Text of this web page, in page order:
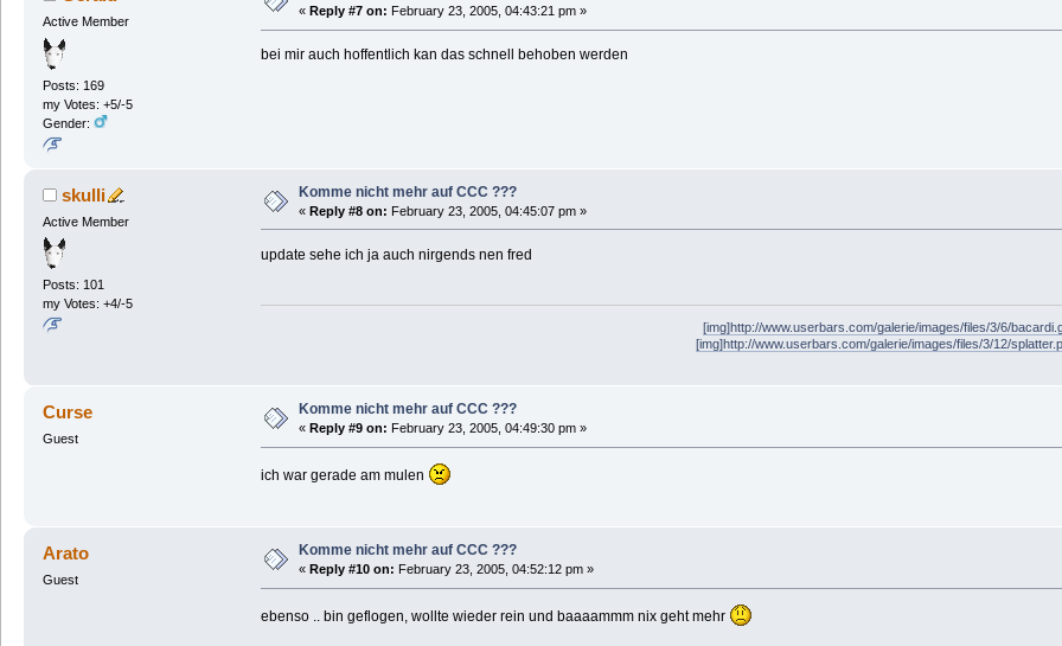
Active Member
Posts: 169
my Votes: +5/-5
Gender:
« Reply #7 on: February 23, 2005, 04:43:21 pm »
bei mir auch hoffentlich kan das schnell behoben werden
skulli
Active Member
Posts: 101
my Votes: +4/-5
Komme nicht mehr auf CCC ???
« Reply #8 on: February 23, 2005, 04:45:07 pm »
update sehe ich ja auch nirgends nen fred
[img]http://www.userbars.com/galerie/images/files/3/6/
[img]http://www.userbars.com/galerie/images/files/3/12/
Curse
Guest
Komme nicht mehr auf CCC ???
« Reply #9 on: February 23, 2005, 04:49:30 pm »
ich war gerade am mulen
Arato
Guest
Komme nicht mehr auf CCC ???
« Reply #10 on: February 23, 2005, 04:52:12 pm »
ebenso .. bin geflogen, wollte wieder rein und baaaammm nix geht mehr